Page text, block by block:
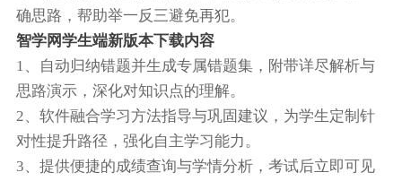
确思路，帮助举一反三避免再犯。
智学网学生端新版本下载内容
1、自动归纳错题并生成专属错题集，附带详尽解析与
思路演示，深化对知识点的理解。
2、软件融合学习方法指导与巩固建议，为学生定制针
对性提升路径，强化自主学习能力。
3、提供便捷的成绩查询与学情分析，考试后立即可见